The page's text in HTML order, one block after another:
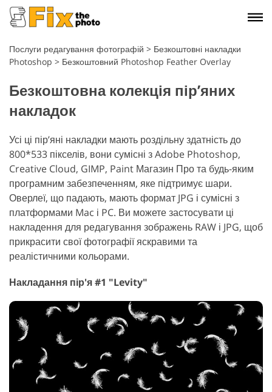
Послуги редагування фотографій > Безкоштовні накладки
Photoshop > Безкоштовний Photoshop Feather Overlay
Безкоштовна колекція пір’яних
накладок
Усі ці пір’яні накладки мають роздільну здатність до
800*533 пікселів, вони сумісні з Adobe Photoshop,
Creative Cloud, GIMP, Paint Магазин Про та будь-яким
програмним забезпеченням, яке підтримує шари.
Оверлеї, що падають, мають формат JPG і сумісні з
платформами Mac і PC. Ви можете застосувати ці
накладення для редагування зображень RAW і JPG, щоб
прикрасити свої фотографії яскравими та
реалістичними кольорами.
Накладання пір'я #1 "Levity"